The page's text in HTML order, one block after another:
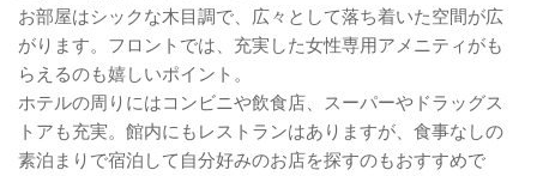
お部屋はシックな木目調で、広々として落ち着いた空間が広
がります。フロントでは、充実した女性専用アメニティがも
らえるのも嬉しいポイント。
ホテルの周りにはコンビニや飲食店、スーパーやドラッグス
トアも充実。館内にもレストランはありますが、食事なしの
素泊まりで宿泊して自分好みのお店を探すのもおすすめで